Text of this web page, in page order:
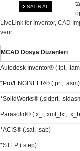
SATIN AL
LiveLink for Inventor, CAD
verir.
MCAD Dosya Düzenleri
Autodesk Inventor® (.ipt,
*Pro/ENGINEER® (.prt, .asm)
*SolidWorks® (.sldprt,
Parasolid® (.x_t, xmt_txt,
*ACIS® (.sat, .sab)
*STEP (.step)